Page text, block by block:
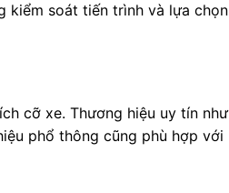
kiểm soát tiến trình và lựa chọn
cỡ xe. Thương hiệu uy tín như
phổ thông cũng phù hợp với